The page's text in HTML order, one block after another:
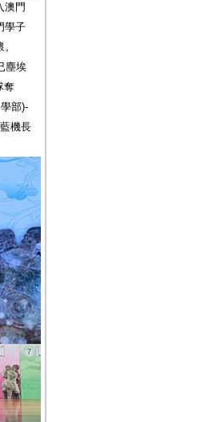
澳門
學子
塵埃
奪
部)-
機長